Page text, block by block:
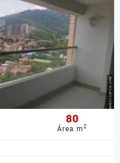
80
Área m2